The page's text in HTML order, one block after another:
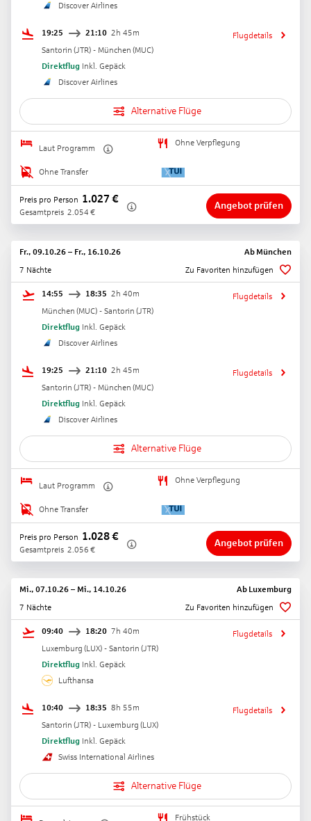
Discover Airlines
19:25 21:10 2h 45m
Santorin (JTR) - München (MUC)
Direktflug Inkl. Gepäck
Discover Airlines
Flugdetails
Alternative Flüge
Laut Programm
Ohne Verpflegung
Ohne Transfer
Preis pro Person 1.027 €
Gesamtpreis 2.054 €
Angebot prüfen
Fr., 09.10.26 – Fr., 16.10.26 Ab München
7 Nächte
Zu Favoriten hinzufügen
14:55 18:35 2h 40m
München (MUC) - Santorin (JTR)
Direktflug Inkl. Gepäck
Discover Airlines
Flugdetails
19:25 21:10 2h 45m
Santorin (JTR) - München (MUC)
Direktflug Inkl. Gepäck
Discover Airlines
Flugdetails
Alternative Flüge
Laut Programm
Ohne Verpflegung
Ohne Transfer
Preis pro Person 1.028€
Gesamtpreis 2.056 €
Angebot prüfen
Mi., 07.10.26 – Mi., 14.10.26 Ab Luxemburg
7 Nächte
Zu Favoriten hinzufügen
09:40 18:20 7h 40m
Luxemburg (LUX) - Santorin (JTR)
Direktflug Inkl. Gepäck
Lufthansa
Flugdetails
10:40 18:35 8h 55m
Santorin (JTR) - Luxemburg (LUX)
Direktflug Inkl. Gepäck
Swiss International Airlines
Flugdetails
Alternative Flüge
Frühstück